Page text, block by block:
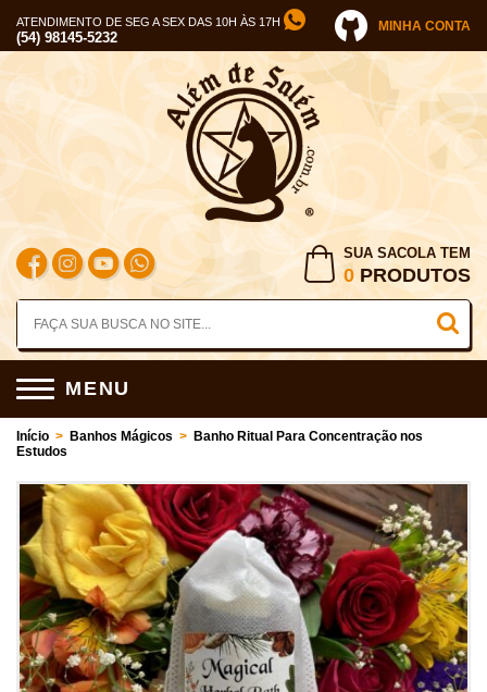
ATENDIMENTO DE SEG A SEX DAS 10H ÀS 17H
(54) 98145-5232
MINHA CONTA
SUA SACOLA TEM
0 PRODUTOS
MENU
Início > Banhos Mágicos > Banho Ritual Para Concentração nos
Estudos